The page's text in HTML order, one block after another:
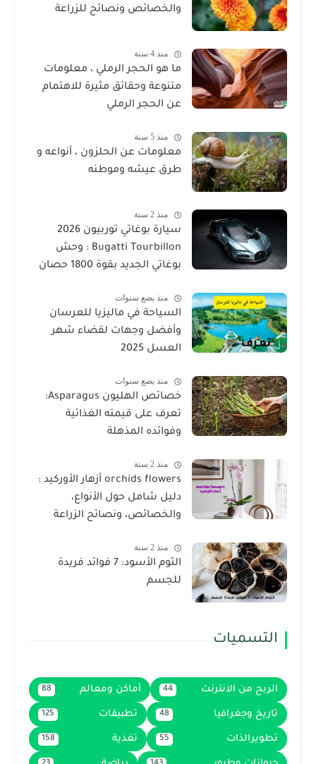
والخصائص ونصائح للزراعة
منذ 4 سنة
ما هو الحجر الرملي ، معلومات
متنوعة وحقائق مثيرة للاهتمام
عن الحجر الرملي
منذ 5 سنة
معلومات عن الحلزون ، أنواعه و
طرق عيشه وموطنه
منذ 2 سنة
سيارة بوغاتي توربيون 2026
Bugatti Tourbillon : وحش
بوغاتي الجديد بقوة 1800 حصان
منذ بضع سنوات
السياحة في ماليزيا للعرسان
وأفضل وجهات لقضاء شهر
العسل 2025
منذ بضع سنوات
خصائص الهليون Asparagus:
تعرف على قيمته الغذائية
وفوائده المذهلة
منذ 2 سنة
orchids flowers أزهار الأوركيد :
دليل شامل حول الأنواع،
والخصائص، ونصائح الزراعة
منذ 2 سنة
الثوم الأسود: 7 فوائد فريدة
للجسم
التسميات
الربح من الانترنت 44 أماكن ومعالم 88
تاريخ وجغرافيا 48 تطبيقات 125
تطويرالذات 55 تغذية 158